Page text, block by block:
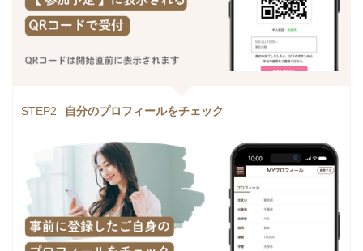
STEP2 自分のプロフィールをチェック